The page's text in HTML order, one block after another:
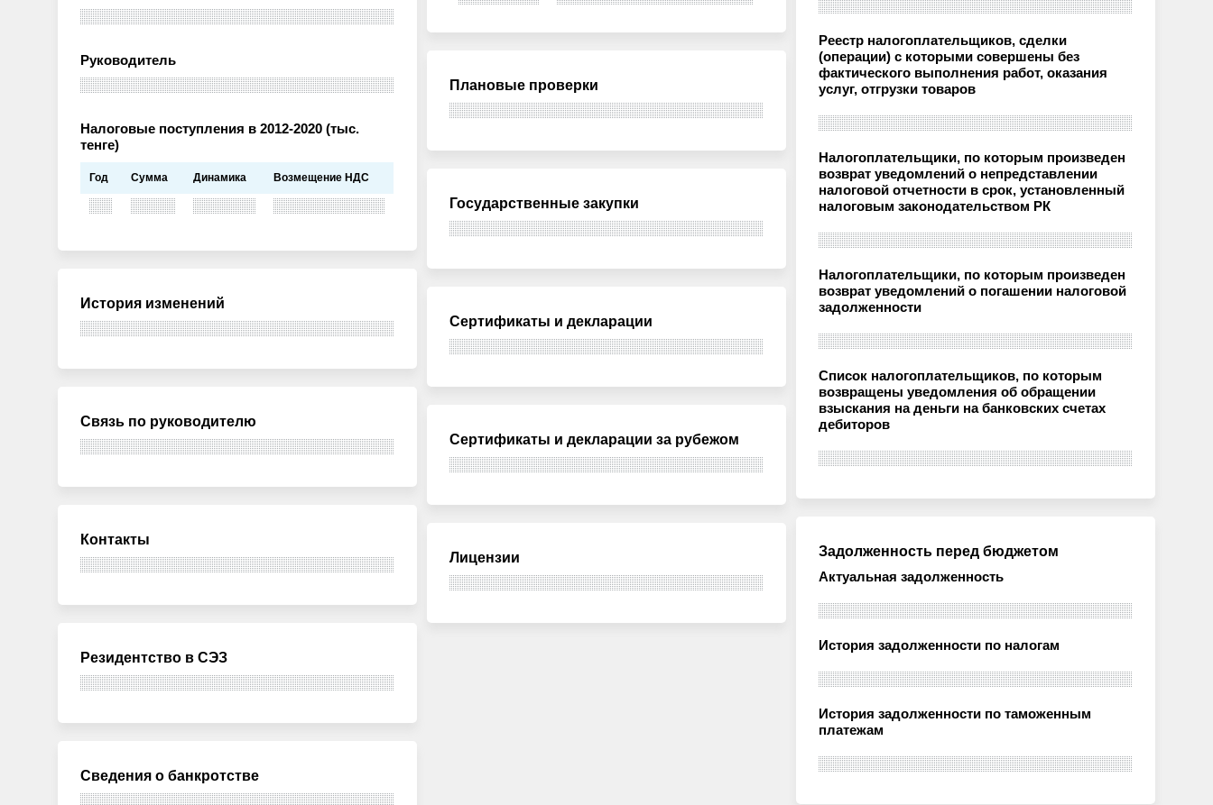
Руководитель
Налоговые поступления в 2012-2020 (тыс.
тенге)
Год Сумма Динамика Возмещение НДС
История изменений
Связь по руководителю
Контакты
Резидентство в СЭЗ
Сведения о банкротстве
Плановые проверки
Государственные закупки
Сертификаты и декларации
Сертификаты и декларации за рубежом
Лицензии
Реестр налогоплательщиков, сделки
(операции) с которыми совершены без
фактического выполнения работ, оказания
услуг, отгрузки товаров
Налогоплательщики, по которым произведен
возврат уведомлений о непредставлении
налоговой отчетности в срок, установленный
налоговым законодательством РК
Налогоплательщики, по которым произведен
возврат уведомлений о погашении налоговой
задолженности
Список налогоплательщиков, по которым
возвращены уведомления об обращении
взыскания на деньги на банковских счетах
дебиторов
Задолженность перед бюджетом
Актуальная задолженность
История задолженности по налогам
История задолженности по таможенным
платежам